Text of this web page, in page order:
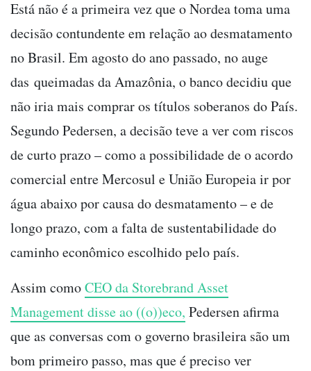
Está não é a primeira vez que o Nordea toma uma
decisão contundente em relação ao desmatamento
no Brasil. Em agosto do ano passado, no auge
das queimadas da Amazônia, o banco decidiu que
não iria mais comprar os títulos soberanos do País.
Segundo Pedersen, a decisão teve a ver com riscos
de curto prazo – como a possibilidade de o acordo
comercial entre Mercosul e União Europeia ir por
água abaixo por causa do desmatamento – e de
longo prazo, com a falta de sustentabilidade do
caminho econômico escolhido pelo país.
Assim comoCEO da Storebrand Asset
Management disse ao ((o))eco, Pedersen afirma
que as conversas com o governo brasileira são um
bom primeiro passo, mas que é preciso ver